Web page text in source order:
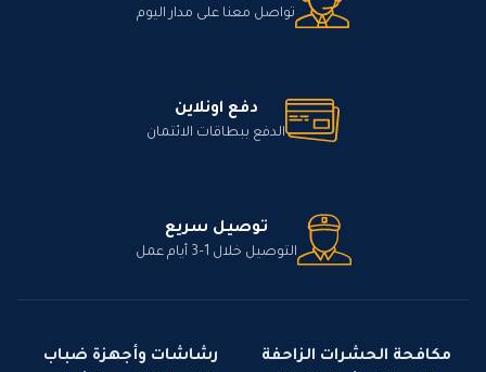
تواصل معنا على مدار اليوم
دفع اونلاين
الدفع ببطاقات الائتمان
توصيل سريع
التوصيل خلال 1–3 أيام عمل
مكافحة الحشرات الزاحفة
رشاشات وأجهزة ضباب